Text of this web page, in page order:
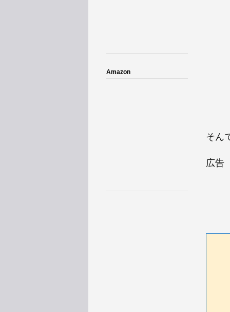
そん
広告
Amazon